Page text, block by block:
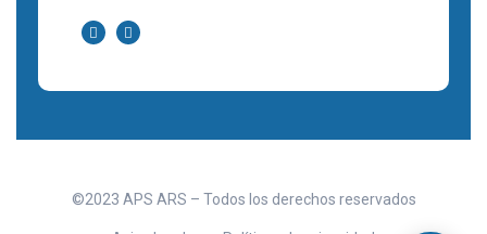
©2023 APS ARS – Todos los derechos reservados